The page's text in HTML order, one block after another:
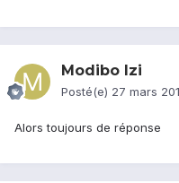
Modibo Izi
Posté(e) 27 mars
Alors toujours de réponse